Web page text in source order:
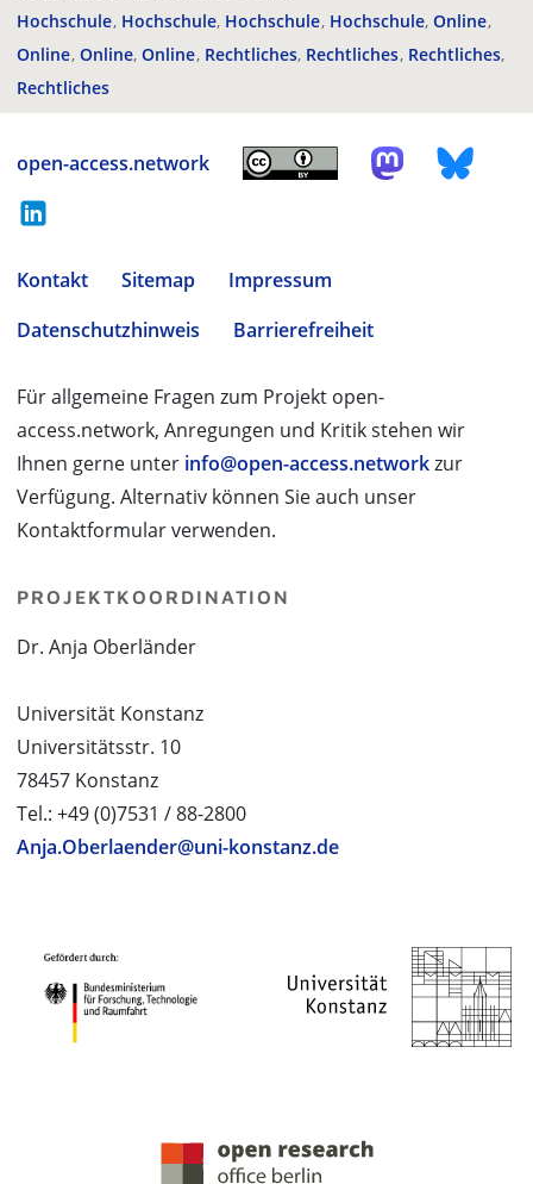
Hochschule Hochschule Hochschule Hochschule Online
Online Online Online Rechtliches Rechtliches Rechtliches
Rechtliches
open-access.network
Kontakt Sitemap
Impressum
Datenschutzhinweis
Barrierefreiheit
Für allgemeine Fragen zum Projekt open-
access.network, Anregungen und Kritik stehen wir
Ihnen gerne unter info@open-access.networkzur
Verfügung. Alternativ können Sie auch unser
Kontaktformular verwenden.
PROJEKTKOORDINATION
Dr. Anja Oberländer
Universität Konstanz
Universitätsstr. 10
78457 Konstanz
Tel.: +49 (0)7531 / 88-2800
Anja.Oberlaender@uni-konstanz.de